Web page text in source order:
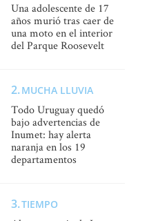
Una adolescente de 17
años murió tras caer de
una moto en el interior
del Parque Roosevelt
MUCHA LLUVIA
Todo Uruguay quedó
bajo advertencias de
Inumet: hay alerta
naranja en los 19
departamentos
TIEMPO